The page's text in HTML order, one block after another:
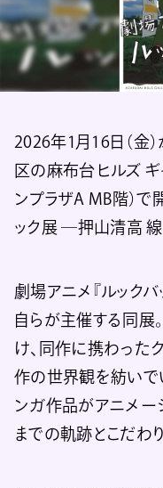
2026年1月16日（金）
区の麻布台ヒルズ ギ
ンプラザA MB階）で
ック展 ―押山清高 線
劇場アニメ『ルック
自らが主催する同展
け、同作に携わった
作の世界観を紡いで
ンガ作品がアニメー
までの軌跡とこだわり